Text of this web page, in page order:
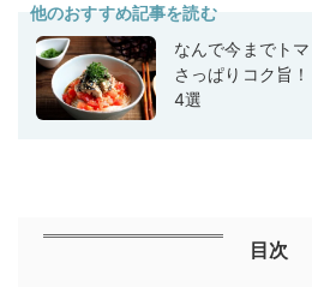
他のおすすめ記事を読む
なんで今までト
さっぱりコク旨
4選
目次